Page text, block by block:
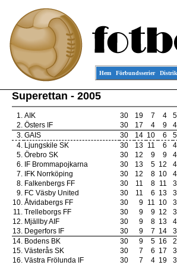
Hem Förbundsserier
Superettan - 2005
1. AIK 30 19 7 4
2. Östers IF 30 17 4 9
3. GAIS 30 14 10 6
4. Ljungskile SK 30 13 11 6
5. Örebro SK 30 12 9 9
6. IF Brommapojkarna 30 13 5 12
7. IFK Norrköping 30 12 8 10
8. Falkenbergs FF 30 11 8 11
9. FC Väsby United 30 11 6 13
10. Åtvidabergs FF 30 9 11 10
11. Trelleborgs FF 30 9 9 12
12. Mjällby AIF 30 9 8 13
13. Degerfors IF 30 9 7 14
14. Bodens BK 30 9 5 16
15. Västerås SK 30 7 6 17
16. Västra Frölunda IF 30 7 4 19